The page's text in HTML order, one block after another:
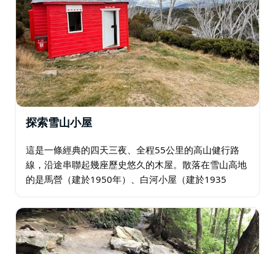
探索雪山小屋
這是一條經典的四天三夜、全程55公里的高山健行路
線，沿途串聯起幾座歷史悠久的木屋。散落在雪山高地
的是馬營（建於1950年）、白河小屋（建於1935
屋（建於1950年）（如果天氣和時間允許…